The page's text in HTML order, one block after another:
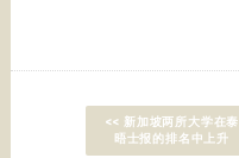
<< 新加坡两所大学在泰
晤士报的排名中上升